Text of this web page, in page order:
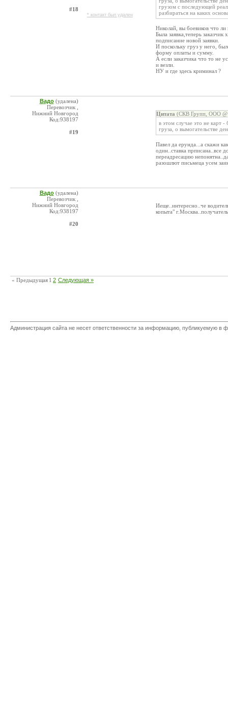
#18
* контакт был удален
грузом с последующей
разбираться на каких
Николай, вы боевиков что ли
Была заявка,теперь заказчик
подписание новой заявки.
И поскольку груз у него,
форму оплаты и сумму.
А если заказчика что то не
и везли.
НУ и где здесь криминал ?
Вадо (удалена)
Перевозчик ,
Нижний Новгород
Код:938197
#19
Цитата (СКВ Групп, ООО @
в этом случае это не карт -
груза, о вымогательстве
Павел да ерунда...а скажи
один..ставка прписана..все
переадресацию
разошлют письмеца усем
Вадо (удалена)
Перевозчик ,
Нижний Новгород
Код:938197
#20
Иеще..интересно..че
копыта"
« Предыдущая 1 2 Следующая »
Администрация сайта не несет ответственности за информацию, публикуемую